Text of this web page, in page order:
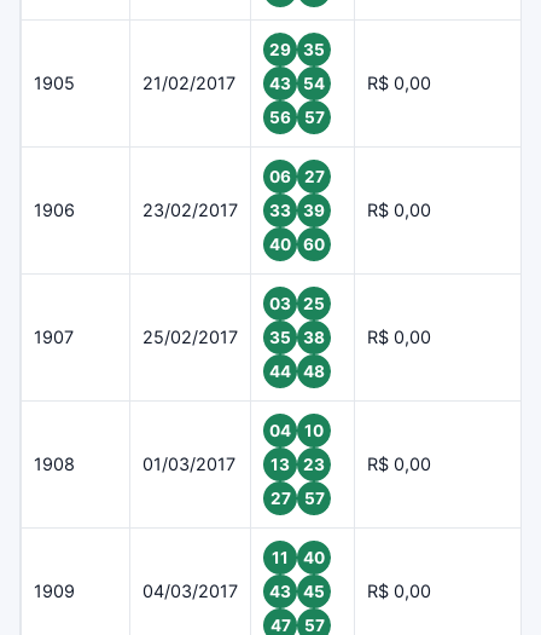
1905 21/02/2017
29
35
43
54
56
57
R$ 0,00
1906 23/02/2017
06
27
33
39
40
60
R$ 0,00
1907 25/02/2017
03
25
35
38
44
48
R$ 0,00
1908 01/03/2017
04
10
13
23
27
57
R$ 0,00
1909 04/03/2017
11
40
43
45
47
57
R$ 0,00